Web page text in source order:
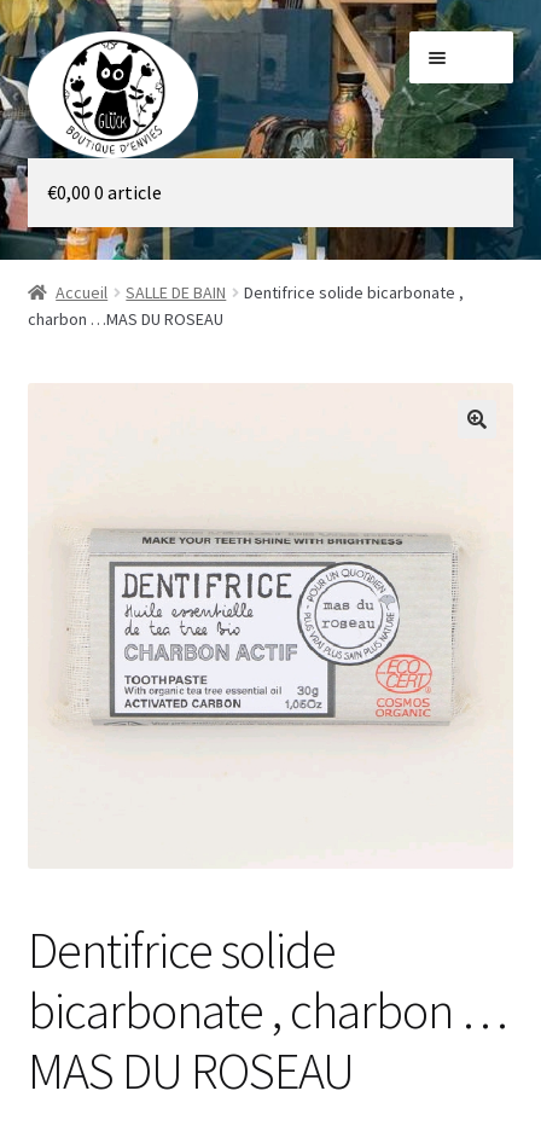
Aller
à
la
navigation
Aller
au
contenu
Galerie
Boutique
€0,00 0 article
Accueil SALLE DE BAIN
Dentifrice solide bicarbonate ,
charbon …MAS DU ROSEAU
Dentifrice solide
bicarbonate , charbon …
MAS DU ROSEAU